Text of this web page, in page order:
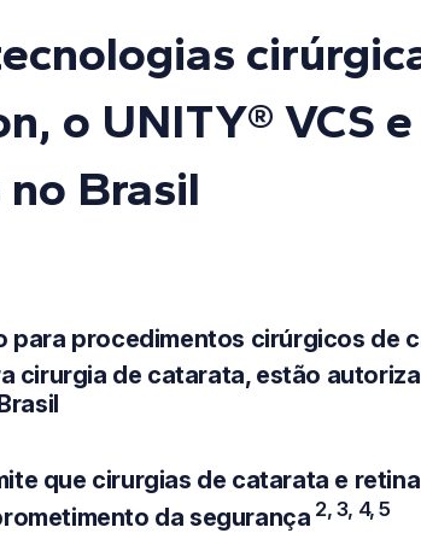
o UNITY® VCS
no Brasil
para procedimentos cirúrgicos de
cirurgia de catarata, estão
que cirurgias de catarata e
da segurança 2, 3, 4, 5